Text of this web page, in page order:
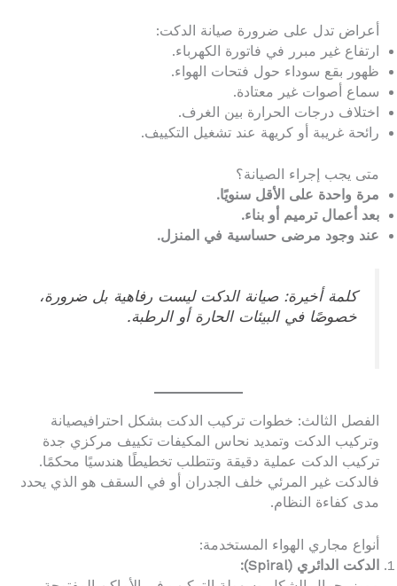
أعراض تدل على ضرورة صيانة الدكت:
ارتفاع غير مبرر في فاتورة الكهرباء.
ظهور بقع سوداء حول فتحات الهواء.
سماع أصوات غير معتادة.
اختلاف درجات الحرارة بين الغرف.
رائحة غريبة أو كريهة عند تشغيل التكييف.
متى يجب إجراء الصيانة؟
مرة واحدة على الأقل سنويًا.
بعد أعمال ترميم أو بناء.
عند وجود مرضى حساسية في المنزل.
كلمة أخيرة: صيانة الدكت ليست رفاهية بل ضرورة،
خصوصًا في البيئات الحارة أو الرطبة.
الفصل الثالث: خطوات تركيب الدكت بشكل احترافيصيانة
وتركيب الدكت وتمديد نحاس المكيفات تكييف مركزي جدة
تركيب الدكت عملية دقيقة وتتطلب تخطيطًا هندسيًا محكمًا.
فالدكت غير المرئي خلف الجدران أو في السقف هو الذي يحدد
مدى كفاءة النظام.
أنواع مجاري الهواء المستخدمة:
الدكت الدائري (Spiral):